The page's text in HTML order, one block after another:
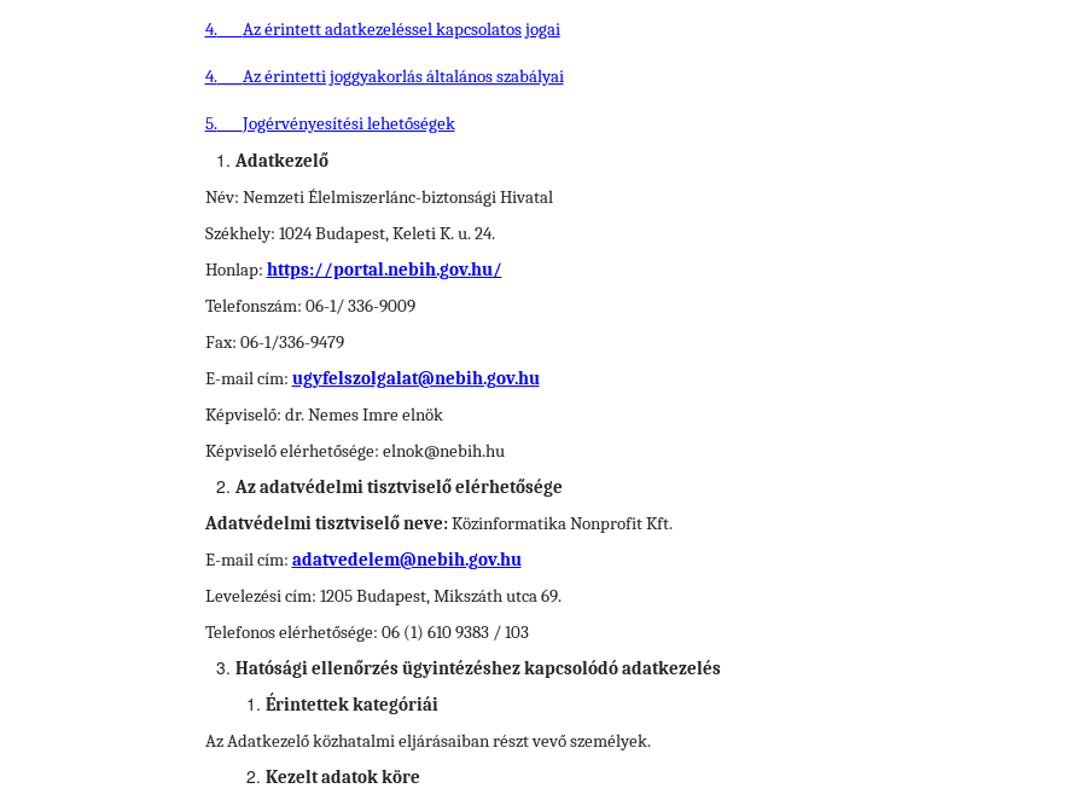
4. Az érintett adatkezeléssel kapcsolatos jogai
4. Az érintetti joggyakorlás általános szabályai
5.
Jogérvényesítési lehetőségek
Adatkezelő
Név: Nemzeti Élelmiszerlánc-biztonsági Hivatal
Székhely: 1024 Budapest, Keleti K. u. 24.
Honlap: https://portal.nebih.gov.hu/
Telefonszám: 06-1/ 336-9009
Fax: 06-1/336-9479
E-mail cím: ugyfelszolgalat@nebih.gov.hu
Képviselő: dr. Nemes Imre elnök
Képviselő elérhetősége: elnok@nebih.hu
Az adatvédelmi tisztviselő elérhetősége
Adatvédelmi tisztviselő neve:Közinformatika Nonprofit Kft.
E-mail cím: adatvedelem@nebih.gov.hu
Levelezési cím: 1205 Budapest, Mikszáth utca 69.
Telefonos elérhetősége: 06 (1) 610 9383 / 103
Hatósági ellenőrzés ügyintézéshez kapcsolódó adatkezelés
Érintettek kategóriái
Az Adatkezelő közhatalmi eljárásaiban részt vevő személyek.
Kezelt adatok köre